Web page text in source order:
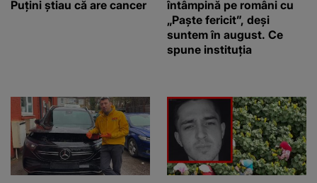
Puţini ştiau că are cancer
întâmpină pe români cu
„Paște fericit”, deși
suntem în august. Ce
spune instituția